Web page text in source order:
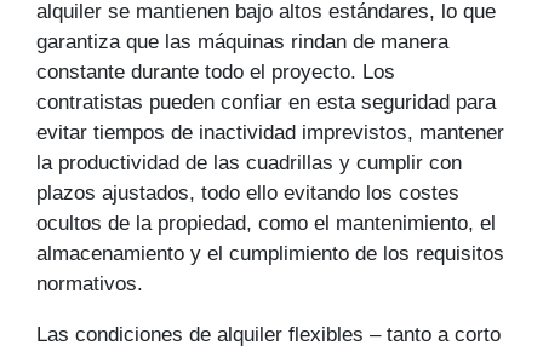
alquiler se mantienen bajo altos estándares, lo que
garantiza que las máquinas rindan de manera
constante durante todo el proyecto. Los
contratistas pueden confiar en esta seguridad para
evitar tiempos de inactividad imprevistos, mantener
la productividad de las cuadrillas y cumplir con
plazos ajustados, todo ello evitando los costes
ocultos de la propiedad, como el mantenimiento, el
almacenamiento y el cumplimiento de los requisitos
normativos.
Las condiciones de alquiler flexibles – tanto a corto